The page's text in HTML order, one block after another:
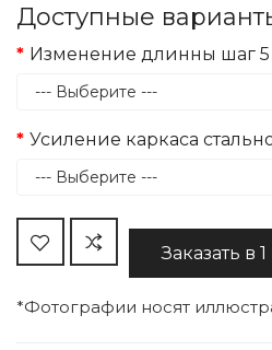
Доступные
Изменение длинны шаг 5
Усиление каркаса
Заказать в
*Фотографии носят